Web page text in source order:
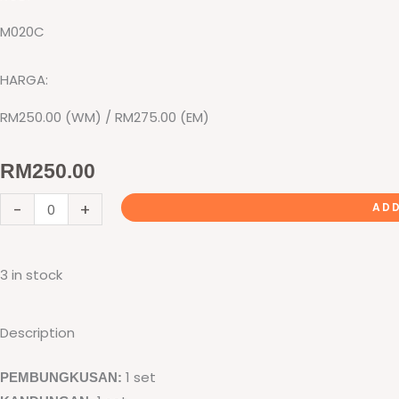
M020C
HARGA:
RM250.00 (WM) / RM275.00 (EM)
RM250.00
-
Permainan
Putar-
Roda
quantity
+
3 in stock
Description
PEMBUNGKUSAN: 1 set